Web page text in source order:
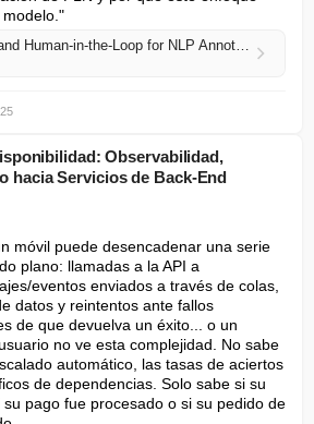
Active Learning and Human-in-the-Loop for NLP Annotation and Model Improvement
Observabilidad,
hacia Servicios de Back-End
móvil puede desencadenar una serie
plano: llamadas a la API a
eventos enviados a través de colas,
datos y reintentos ante fallos
de que devuelva un éxito... o un
no ve esta complejidad. No sabe
automático, las tasas de aciertos
de dependencias. Solo sabe si su
pago fue procesado o si su pedido de